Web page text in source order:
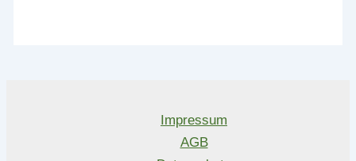
Impressum
AGB